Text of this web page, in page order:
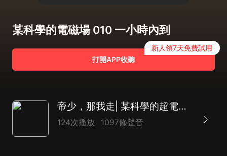
某科學的電磁場 010 一小時內到
打開APP收聽
新人領7天免費試用
帝少，那我走| 某科學的超電磁之重生女學霸| 爆笑捉鬼| 克蘇魯|多人有聲劇
124次播放 1097條聲音